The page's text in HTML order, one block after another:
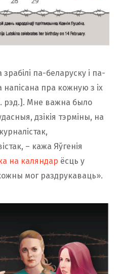
па-беларуску і па-
напісана пра кожную з іх
рэд.]. Мне важна было
дзікія тэрміны, на
– кажа Яўгенія
на каляндар ёсць у
мог раздрукаваць».